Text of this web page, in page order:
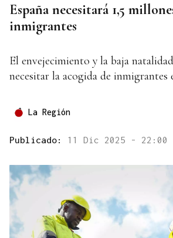
España necesitará 1,5
inmigrantes
El envejecimiento y la baja
necesitar la acogida de inmigrantes
La Región
Publicado: 11 Dic 2025 - 22:00